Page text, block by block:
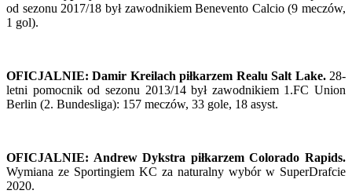
od sezonu 2017/18 był zawodnikiem Benevento Calcio (9 meczów,
1 gol).
OFICJALNIE: Damir Kreilach piłkarzem Realu Salt Lake. 28-
letni pomocnik od sezonu 2013/14 był zawodnikiem 1.FC Union
Berlin (2. Bundesliga): 157 meczów, 33 gole, 18 asyst.
OFICJALNIE: Andrew Dykstra piłkarzem Colorado Rapids.
Wymiana ze Sportingiem KC za naturalny wybór w SuperDrafcie
2020.